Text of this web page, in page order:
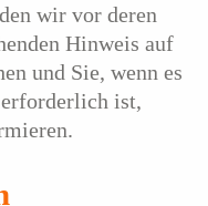
wir vor deren
Hinweis auf
und Sie, wenn es
erforderlich ist,